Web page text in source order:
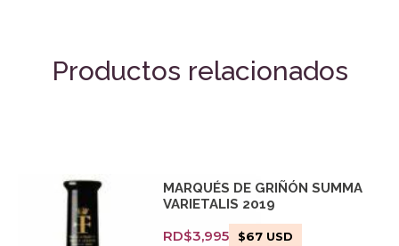
Productos relacionados
MARQUÉS DE GRIÑÓN SUMMA
VARIETALIS 2019
RD$3,995 $67 USD